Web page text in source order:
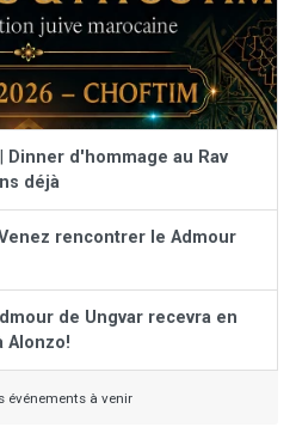
Dinner d'hommage au Rav
déjà
rencontrer le Admour
de Ungvar recevra en
Alonzo!
événements à venir